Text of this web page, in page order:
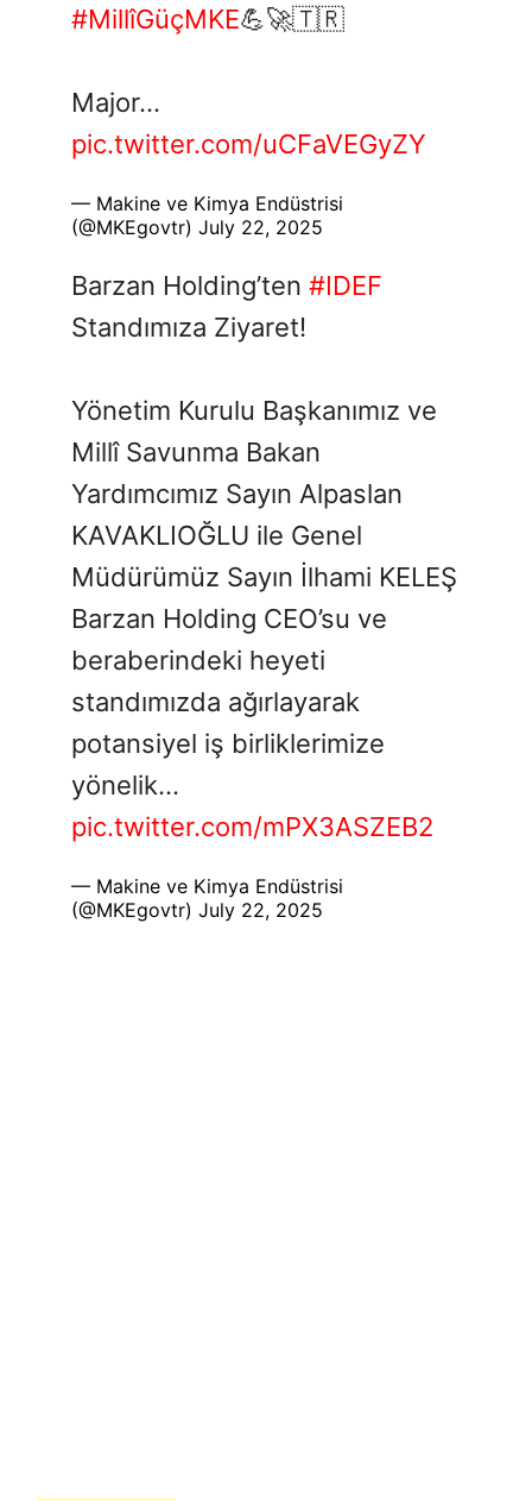
#MillîGüçMKE💪🚀🇹🇷
Major…
pic.twitter.com/uCFaVEGyZY
— Makine ve Kimya Endüstrisi
(@MKEgovtr) July 22, 2025
Barzan Holding’ten #IDEF
Standımıza Ziyaret!
Yönetim Kurulu Başkanımız ve
Millî Savunma Bakan
Yardımcımız Sayın Alpaslan
KAVAKLIOĞLU ile Genel
Müdürümüz Sayın İlhami KELEŞ
Barzan Holding CEO’su ve
beraberindeki heyeti
standımızda ağırlayarak
potansiyel iş birliklerimize
yönelik…
pic.twitter.com/mPX3ASZEB2
— Makine ve Kimya Endüstrisi
(@MKEgovtr) July 22, 2025